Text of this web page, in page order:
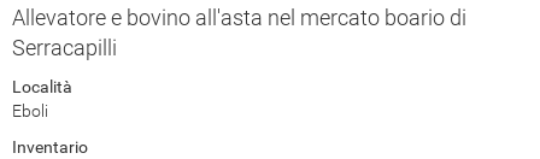
Allevatore e bovino all'asta nel mercato boario di
Serracapilli
Località
Eboli
Inventario